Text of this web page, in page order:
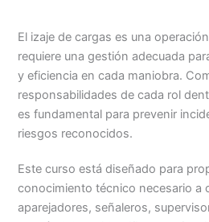
El izaje de cargas es una
requiere una gestión adecuada
y eficiencia en cada maniobra.
responsabilidades de cada rol
es fundamental para prevenir
riesgos reconocidos.
Este curso está diseñado para
conocimiento técnico necesario a
aparejadores, señaleros,